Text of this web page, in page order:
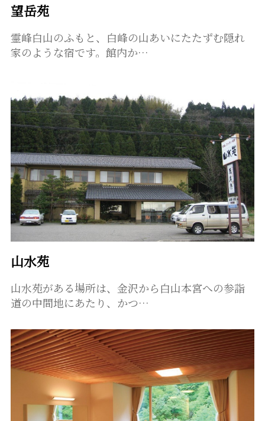
望岳苑
霊峰白山のふもと、白峰の山あいにたたずむ隠れ
家のような宿です。館内か…
山水苑
山水苑がある場所は、金沢から白山本宮への参詣
道の中間地にあたり、かつ…